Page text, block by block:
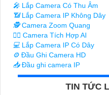
️🎤️ Lắp Camera Có Thu Âm
📶Lắp Camera IP Không Dây
🕵️Camera Zoom Quang
🧛‍♀️ Camera Tích Hợp AI
💻 Lắp Camera IP Có Dây
⚙️ Đầu Ghi Camera HD
📥Đầu ghi camera IP
TIN TỨC